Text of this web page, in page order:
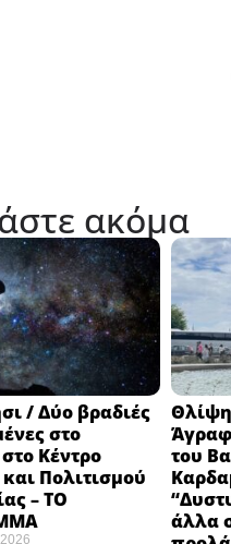
ακόμα
/ Δύο βραδιές
στο
Κέντρο
και Πολιτισμού
– ΤΟ
του
άλλα